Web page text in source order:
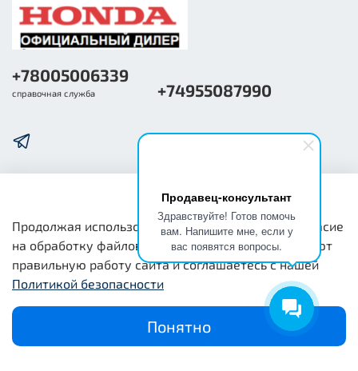
Продавец-консультант
Здравствуйте! Готов помочь
вам. Напишите мне, если у
вас появятся вопросы.
Общая информация
Юридическая информация
+78005006339
справочная служба +74955087990
Продолжая использовать наш сайт, вы даете согласие
на обработку файлов cookie, которые обеспечивают
правильную работу сайта и соглашаетесь с нашей
Политикой безопасности
Понятно